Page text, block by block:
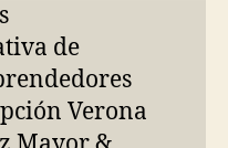
de
Verona